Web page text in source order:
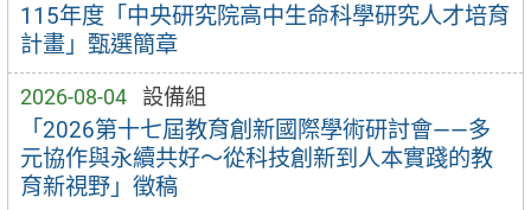
115年度「中央研究院高中生命科學研究人才培育
計畫」甄選簡章
2026-08-04 設備組
「2026第十七屆教育創新國際學術研討會——多
元協作與永續共好～從科技創新到人本實踐的教
育新視野」徵稿